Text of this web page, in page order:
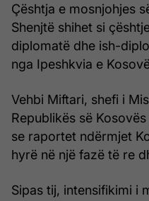
Çështja e mosnjohjes
Shenjtë shihet si
diplomatë dhe ish-
nga Ipeshkvia e
Vehbi Miftari, shefi i
Republikës së
se raportet ndërmjet
hyrë në një fazë të re
Sipas tij, intensifikimi i